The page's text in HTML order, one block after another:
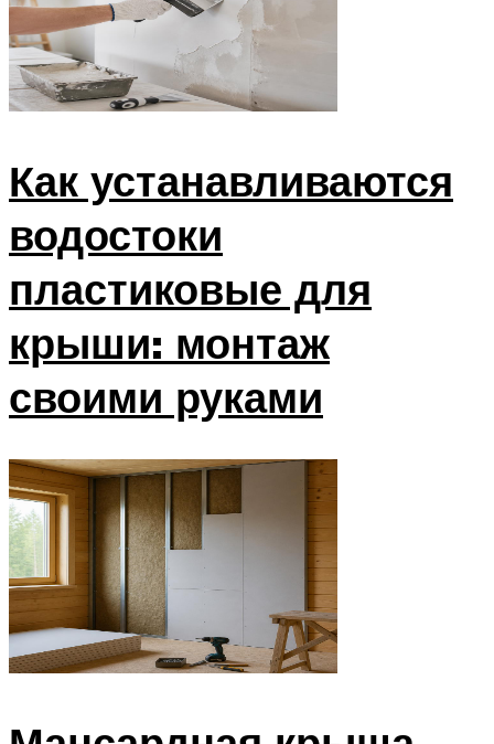
Как устанавливаются
водостоки
пластиковые для
крыши: монтаж
своими руками